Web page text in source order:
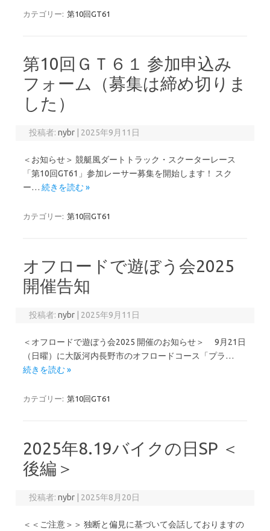
カテゴリー: 第10回GT61
第10回ＧＴ６１ 参加申込み
フォーム（募集は締め切りま
した）
投稿者:nybr 2025年9月11日
＜お知らせ＞ 競艇風ダートトラック・スクーターレース
「第10回GT61」参加レーサー募集を開始します！ スク
ー… 続きを読む »
カテゴリー: 第10回GT61
オフロードで遊ぼう会2025
開催告知
投稿者:nybr 2025年9月11日
＜オフロードで遊ぼう会2025 開催のお知らせ＞ 9月21日
（日曜）に大阪河内長野市のオフロードコース「プラ…
続きを読む »
カテゴリー: 第10回GT61
2025年8.19バイクの日SP ＜
後編＞
投稿者:nybr 2025年8月20日
＜＜ご注意＞＞ 独断と偏見に基づいて会話しておりますの